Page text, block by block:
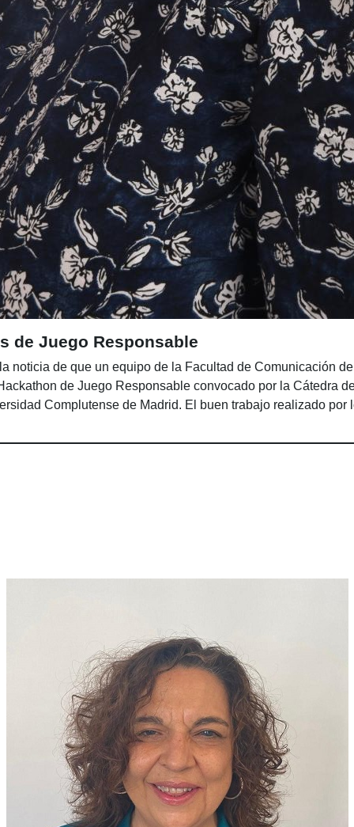
de Juego Responsable
noticia de que un equipo de la Facultad de Comunicación
de Juego Responsable convocado por la Cátedra
Complutense de Madrid. El buen trabajo realizado por